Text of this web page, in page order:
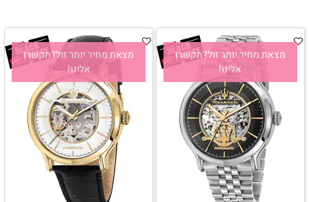
מצאת מחיר יותר זול?תקשרו
אלינו!
מצאת מחיר יותר זול?תקשרו
אלינו!